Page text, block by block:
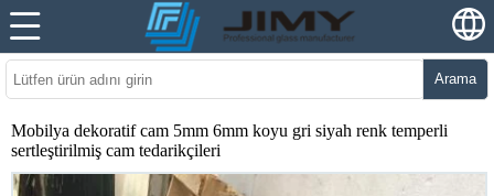
Arama
Mobilya dekoratif cam 5mm 6mm koyu gri siyah renk temperli
sertleştirilmiş cam tedarikçileri